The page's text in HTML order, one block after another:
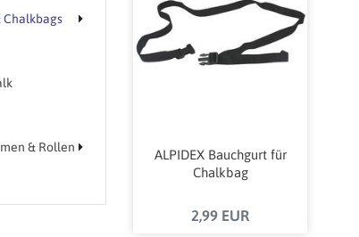
& Rollen
ALPIDEX Bauchgurt für
Chalkbag
2,99 EUR